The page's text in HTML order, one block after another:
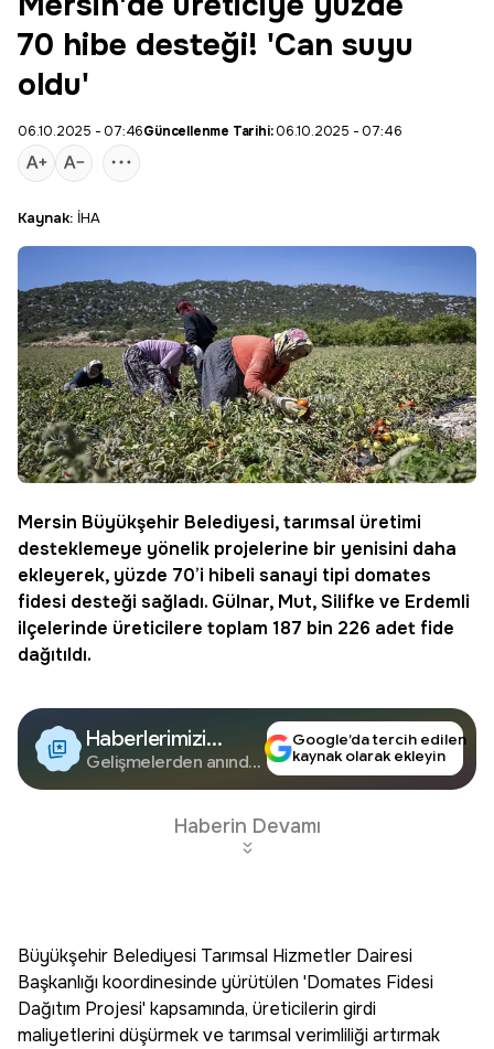
70 hibe desteği! 'Can suyu
oldu'
06.10.2025 - 07:46Güncellenme Tarihi:06.10.2025 - 07:46
Kaynak: İHA
Mersin Büyükşehir Belediyesi, tarımsal üretimi
desteklemeye yönelik projelerine bir yenisini daha
ekleyerek, yüzde 70’i hibeli sanayi tipi domates
fidesi desteği sağladı. Gülnar, Mut, Silifke ve Erdemli
ilçelerinde üreticilere toplam 187 bin 226 adet fide
dağıtıldı.
Haberlerimizi
Google'da Takip
Edin
Gelişmelerden anında
Google’da tercih edilen
kaynak olarak ekleyin
Haberin Devamı
Büyükşehir Belediyesi Tarımsal Hizmetler Dairesi
Başkanlığı koordinesinde yürütülen 'Domates Fidesi
Dağıtım Projesi' kapsamında, üreticilerin girdi
maliyetlerini düşürmek ve tarımsal verimliliği artırmak